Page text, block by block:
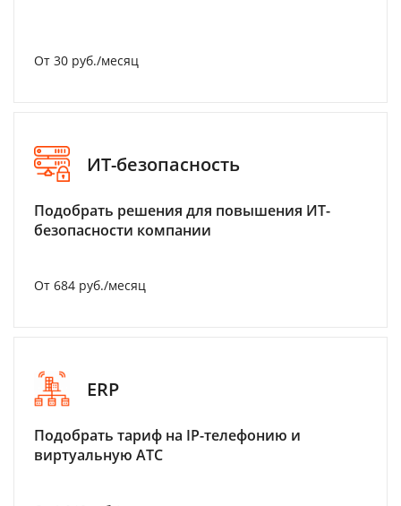
От 30 руб./месяц
ИТ-безопасность
Подобрать решения для повышения ИТ-
безопасности компании
От 684 руб./месяц
ERP
Подобрать тариф на IP-телефонию и
виртуальную АТС